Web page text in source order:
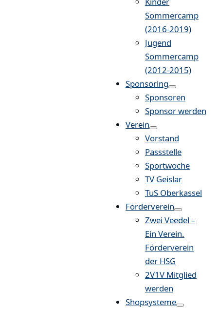
Sommercamp
(2016-2019)
Jugend
Sommercamp
(2012-2015)
Sponsoring
Sponsoren
Sponsor werden
Verein
Vorstand
Passstelle
Sportwoche
TV Geislar
TuS Oberkassel
Förderverein
Zwei Veedel –
Ein Verein.
Förderverein
der HSG
2V1V Mitglied
werden
Shopsysteme